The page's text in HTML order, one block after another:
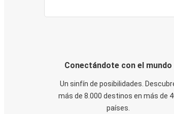
Conectándote con el mundo
Un sinfín de posibilidades.
más de 8.000 destinos en más de
países.